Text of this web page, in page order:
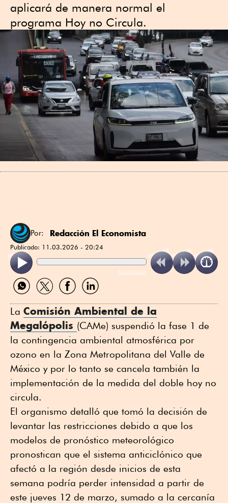
aplicará de manera normal el
programa Hoy no Circula.
Por: Redacción El Economista
Publicado: 11.03.2026 - 20:24
ReadSpeaker
Compartir
por
Compartir
por
Compartir
por
Compartir
por
La Comisión Ambiental de la
Megalópolis (CAMe) suspendió la fase 1 de
la contingencia ambiental atmosférica por
ozono en la Zona Metropolitana del Valle de
México y por lo tanto se cancela también la
implementación de la medida del doble hoy no
circula.
El organismo detalló que tomó la decisión de
levantar las restricciones debido a que los
modelos de pronóstico meteorológico
pronostican que el sistema anticiclónico que
afectó a la región desde inicios de esta
semana podría perder intensidad a partir de
este jueves 12 de marzo, sumado a la cercanía